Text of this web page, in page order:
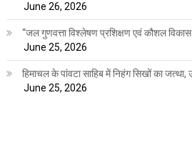
June 26, 2026
“जल गुणवत्ता विश्लेषण प्रशिक्षण एवं कौशल
June 25, 2026
हिमाचल के पांवटा साहिब में निहंग सिखों का
June 25, 2026